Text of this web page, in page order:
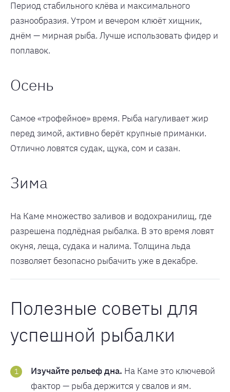
Период стабильного клёва и максимального
разнообразия. Утром и вечером клюёт хищник,
днём — мирная рыба. Лучше использовать фидер и
поплавок.
Осень
Самое «трофейное» время. Рыба нагуливает жир
перед зимой, активно берёт крупные приманки.
Отлично ловятся судак, щука, сом и сазан.
Зима
На Каме множество заливов и водохранилищ, где
разрешена подлёдная рыбалка. В это время ловят
окуня, леща, судака и налима. Толщина льда
позволяет безопасно рыбачить уже в декабре.
Полезные советы для
успешной рыбалки
Изучайте рельеф дна. На Каме это ключевой
фактор — рыба держится у свалов и ям.